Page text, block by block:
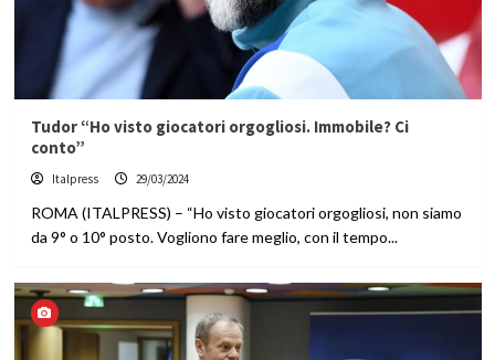
Tudor “Ho visto giocatori orgogliosi. Immobile? Ci
conto”
Italpress 29/03/2024
ROMA (ITALPRESS) – “Ho visto giocatori orgogliosi, non siamo
da 9° o 10° posto. Vogliono fare meglio, con il tempo...